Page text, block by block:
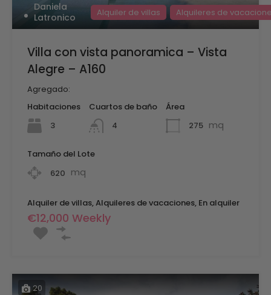
Daniela
Latronico
Alquiler de villas Alquileres de
Villa con vista panoramica – Vista
Alegre – A160
Agregado:
Habitaciones
3
Cuartos de baño
4
Área
275 mq
Tamaño del Lote
620 mq
Alquiler de villas, Alquileres de vacaciones, En alquiler
€12,000 Weekly
20